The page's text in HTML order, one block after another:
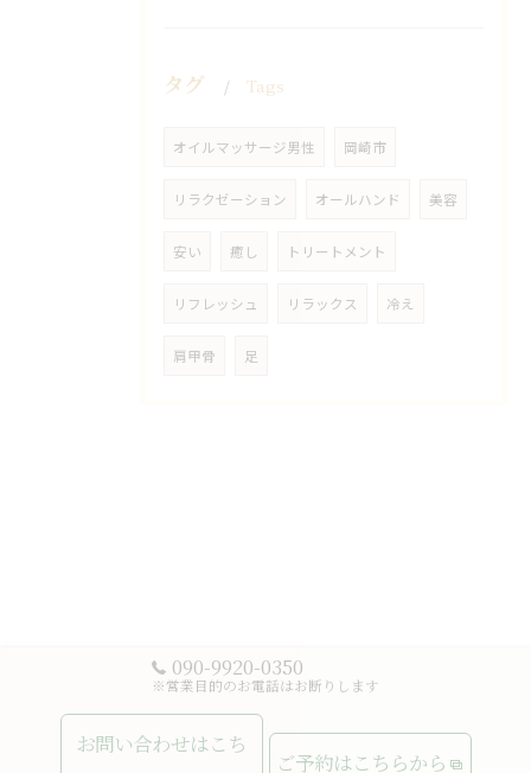
タグ Tags
オイルマッサージ男性 岡崎市
リラクゼーション オールハンド 美容
安い 癒し トリートメント
リフレッシュ リラックス 冷え
肩甲骨 足
090-9920-0350
※営業目的のお電話はお断りします
お問い合わせはこち
ご予約はこちらから